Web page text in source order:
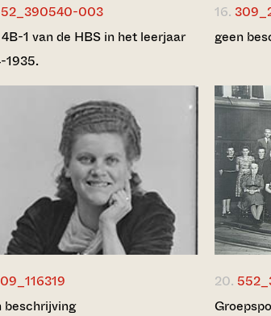
003
1 van de HBS in het leerjaar
1935.
16.
geen
beschrijving
20.